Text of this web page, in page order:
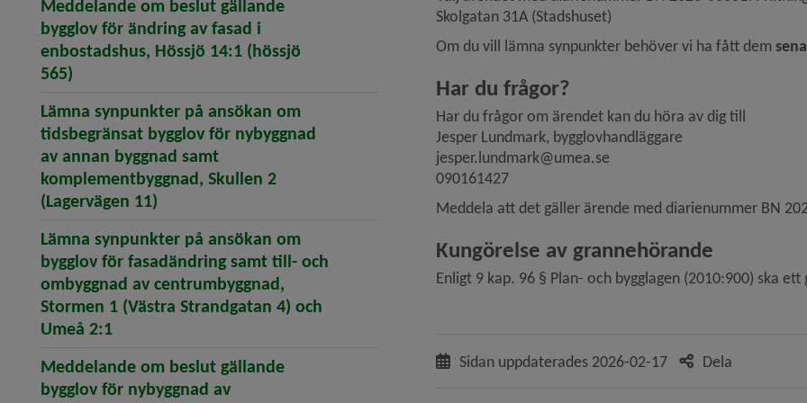
Meddelande om beslut gällande
bygglov för ändring av fasad i
enbostadshus, Hössjö 14:1 (hössjö
565)
Lämna synpunkter på ansökan om
tidsbegränsat bygglov för nybyggnad
av annan byggnad samt
komplementbyggnad, Skullen 2
(Lagervägen 11) (öppnar artikeln Lämna synpunkter på ansökan om tidsbegränsat bygglov för
Lämna synpunkter på ansökan om
bygglov för fasadändring samt till- och
ombyggnad av centrumbyggnad,
Stormen 1 (Västra Strandgatan 4) och
Umeå 2:1(öppnar artikeln Lämna synpunkter på ansökan om bygglov för fasadändring samt till- och
Meddelande om beslut gällande
bygglov för nybyggnad av
Skolgatan 31A (Stadshuset)
Om du vill lämna synpunkter behöver vi ha fått dem
Har du frågor?
Har du frågor om ärendet kan du höra av dig till
Jesper Lundmark, bygglovhandläggare
jesper.lundmark@umea.se
090161427
Meddela att det gäller ärende med diarienummer BN
Kungörelse av grannehörande
Enligt 9 kap. 96 § Plan- och bygglagen (2010:900) ska
Sidan uppdaterades 2026-02-17 Dela